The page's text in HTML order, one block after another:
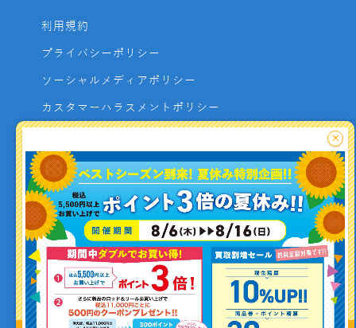
釣り情報を
投稿する
利用規約
プライバシーポリシー
ソーシャルメディアポリシー
カスタマーハラスメントポリシー
よくあるご質問
お問い合わせ
利用者資金の保全方法
×